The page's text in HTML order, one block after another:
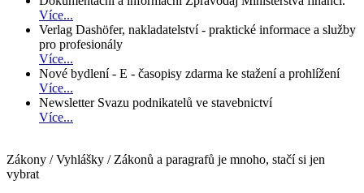
Více...
Verlag Dashöfer, nakladatelství - praktické informace a služby
pro profesionály
Více...
Nové bydlení - E - časopisy zdarma ke stažení a prohlížení
Více...
Newsletter Svazu podnikatelů ve stavebnictví
Více...
Zákony / Vyhlášky / Zákonů a paragrafů je mnoho, stačí si jen
vybrat